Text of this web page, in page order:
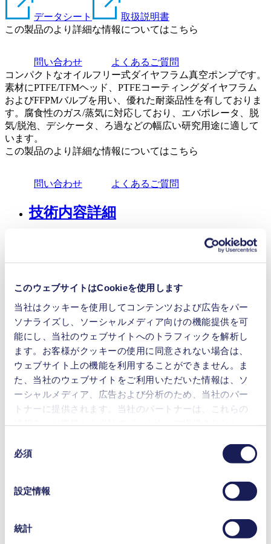
このウェブサイトはCookieを使用します
当社はクッキーを使用してコンテンツおよび広告をパー
ソナライズし、ソーシャルメディア向けの機能提供を可
能にし、当社のウェブサイトへのトラフィックを解析し
ます。お客様がクッキーの使用に同意されない場合は、
ウェブサイト上の機能を利用することができません。ま
た、当社のウェブサイトをご利用いただいた情報は、ソ
ーシャルメディア、広告および分析のため、当社のパー
トナーに提供されます。当社のパートナーは、これらの
データと組み合わせる場合があります。お客様の同意登
録は、ウェブサイトの末尾に記載されている「Cookies」
をクリックし、チェックマークを外していただけば、い
つでも取り消すことができます。
保存期間の詳細については、当社の[プライバシーポリシ
必須
設定情報
統計
データシート
取扱説明書
この製品のより詳細な情報についてはこちら
問い合わせ
よくあるご質問
コンパクトなオイルフリー式ダイヤフラム真空ポンプです。
素材にPTFE/TFMヘッド、PTFEコーティングダイヤフラム
およびFFPMバルブを用い、優れた耐薬品性を有しておりま
す。腐食性のガス/蒸気に対応しており、エバポレータ、脱
気/脱泡、デシケータ、ろ過などの幅広い研究用途に適して
います。
この製品のより詳細な情報についてはこちら
問い合わせ よくあるご質問
技術内容詳細
ダウンロード
アクセサリー＆スペアパーツ
流量 (最大)
20 l/min
到達真空度 (最大)
8 mbar (abs.)
操作圧力 (最大)
1 bar (rel.)
重量
9.3
kg
許容媒体温度
5-40 °C
FFPM（パーフルオロエラストマ
ダイアフラム材料のオプ
ション
ション